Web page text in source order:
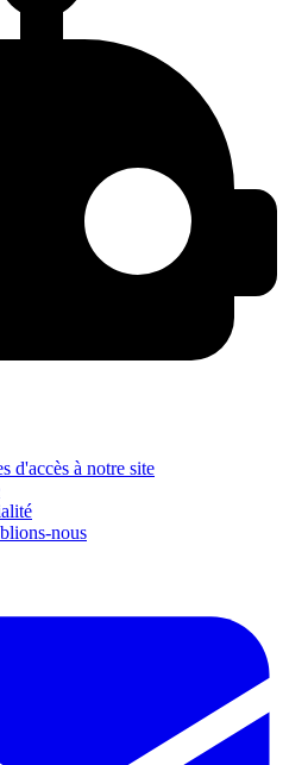
d'accès à notre site
nous